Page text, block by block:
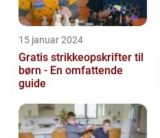
15 januar 2024
Gratis strikkeopskrifter til
børn - En omfattende
guide